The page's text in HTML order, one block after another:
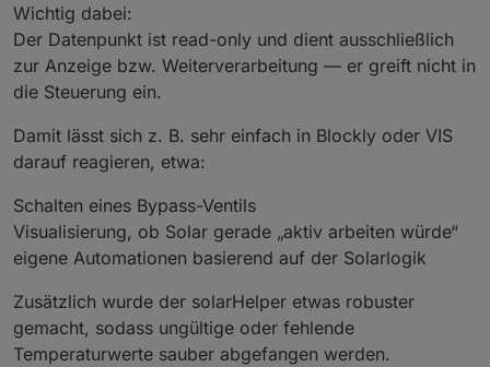
Wichtig dabei:
Der Datenpunkt ist read-only und dient ausschließlich
zur Anzeige bzw. Weiterverarbeitung — er greift nicht in
die Steuerung ein.
Damit lässt sich z. B. sehr einfach in Blockly oder VIS
darauf reagieren, etwa:
Schalten eines Bypass-Ventils
Visualisierung, ob Solar gerade „aktiv arbeiten würde“
eigene Automationen basierend auf der Solarlogik
Zusätzlich wurde der solarHelper etwas robuster
gemacht, sodass ungültige oder fehlende
Temperaturwerte sauber abgefangen werden.